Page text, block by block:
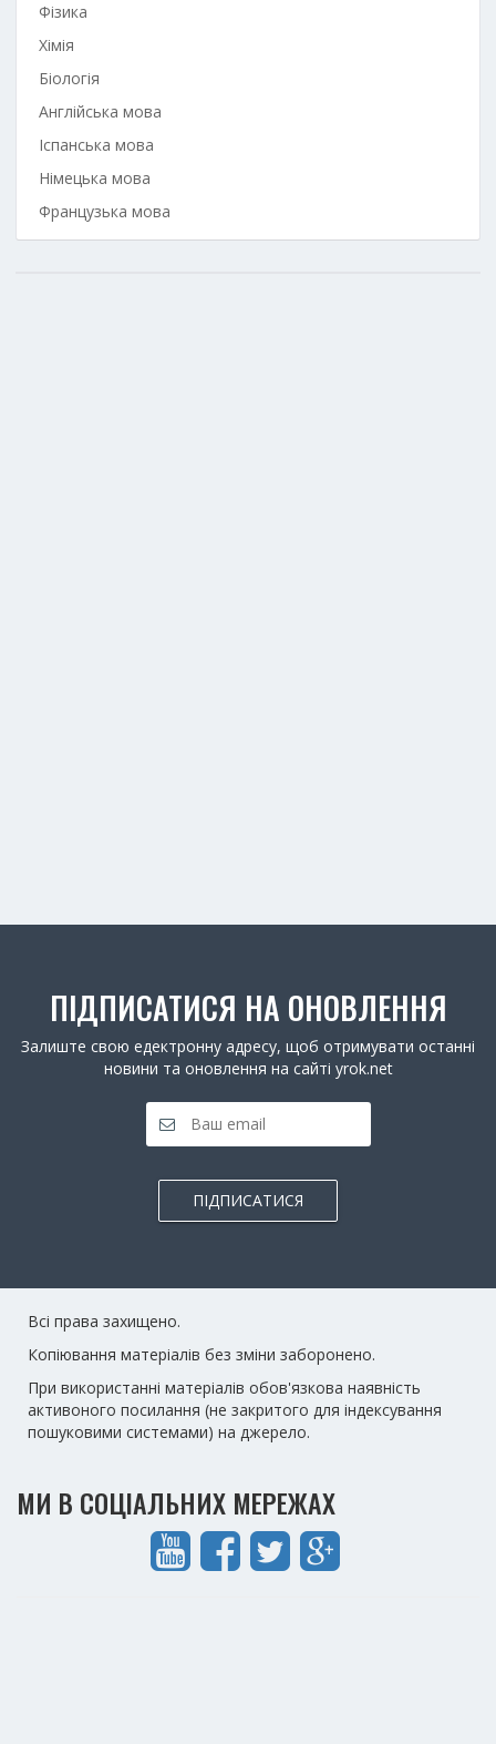
Фізика
Хімія
Біологія
Англійська мова
Іспанська мова
Німецька мова
Французька мова
ПІДПИСАТИСЯ НА ОНОВЛЕННЯ
Залиште свою едектронну адресу, щоб отримувати останні
новини та оновлення на сайті yrok.net
ПІДПИСАТИСЯ
Всі права захищено.
Копіювання матеріалів без зміни заборонено.
При використанні матеріалів обов'язкова наявність
активоного посилання (не закритого для індексування
пошуковими системами) на джерело.
МИ В СОЦІАЛЬНИХ МЕРЕЖАХ